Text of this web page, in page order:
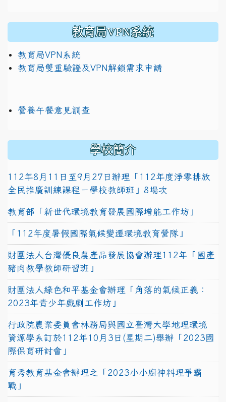
教育局VPN系統
教育局VPN系統
教育局雙重驗證及VPN解鎖需求申請
營養午餐意見調查
學校簡介
112年8月11日至9月27日辦理「112年度淨零排放
全民推廣訓練課程－學校教師班」8場次
教育部「新世代環境教育發展國際增能工作坊」
「112年度暑假國際氣候變遷環境教育營隊」
財團法人台灣優良農產品發展協會辦理112年「國產
豬肉教學教師研習班」
財團法人綠色和平基金會辦理「角落的氣候正義：
2023年青少年戲劇工作坊」
行政院農業委員會林務局與國立臺灣大學地理環境
資源學系訂於112年10月3日(星期二)舉辦「2023國
際保育研討會」
育秀教育基金會辦理之「2023小小廚神料理爭霸
戰」